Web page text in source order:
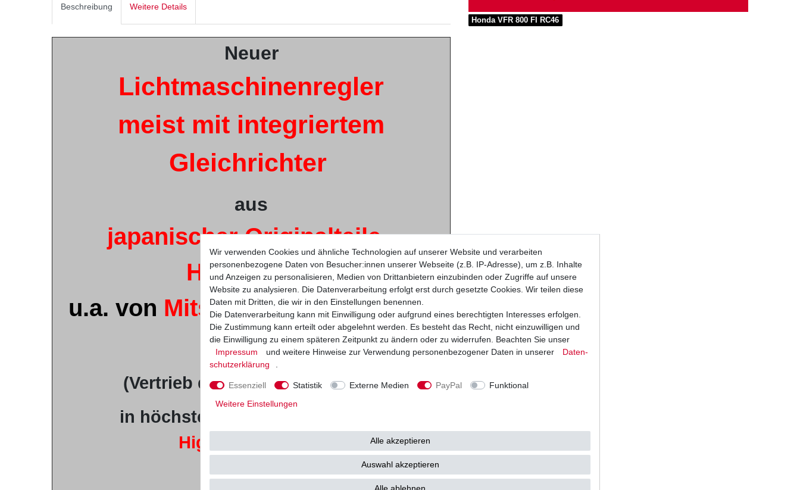
Beschreibung Weitere Details
Neuer
Lichtmaschinenregler
meist mit integriertem
Gleichrichter
aus
japanischer Originalteile -
Herstellung
u.a. von Mitsubishi / Shindengen
u.v.w.
(Vertrieb durchTourmax / SUN)
in höchster japanischer Qualität
High Quality
Musterbild
Honda VFR 800 FI RC46
Wir verwenden Cookies und ähnliche Technologien auf unserer Website und verarbeiten
personenbezogene Daten von Besucher:innen unserer Webseite (z.B. IP-Adresse), um z.B. Inhalte
und Anzeigen zu personalisieren, Medien von Drittanbietern einzubinden oder Zugriffe auf unsere
Website zu analysieren. Die Datenverarbeitung erfolgt erst durch gesetzte Cookies. Wir teilen diese
Daten mit Dritten, die wir in den Einstellungen benennen.
Die Datenverarbeitung kann mit Einwilligung oder aufgrund eines berechtigten Interesses erfolgen.
Die Zustimmung kann erteilt oder abgelehnt werden. Es besteht das Recht, nicht einzuwilligen und
die Einwilligung zu einem späteren Zeitpunkt zu ändern oder zu widerrufen. Beachten Sie unser
Impressum
und weitere Hinweise zur Verwendung personenbezogener Daten in unserer
Daten­
schutz­erklärung
Essenziell Statistik Externe Medien PayPal
Funktional
Weitere Einstellungen
Alle akzeptieren
Auswahl akzeptieren
Alle ablehnen